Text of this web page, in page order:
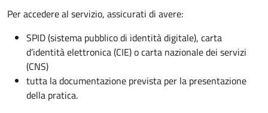
Per accedere al servizio, assicurati di avere:
SPID (sistema pubblico di identità digitale), carta
d’identità elettronica (CIE) o carta nazionale dei servizi
(CNS)
tutta la documentazione prevista per la presentazione
della pratica.